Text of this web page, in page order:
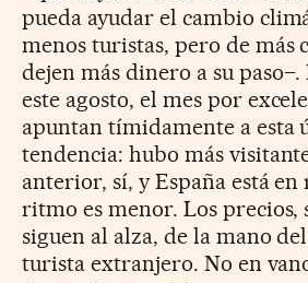
pueda ayudar el cambio
menos turistas, pero de más
dejen más dinero a su paso–.
este agosto, el mes por
apuntan tímidamente a esta
tendencia: hubo más
anterior, sí, y España está
ritmo es menor. Los precios,
siguen al alza, de la mano
turista extranjero. No en